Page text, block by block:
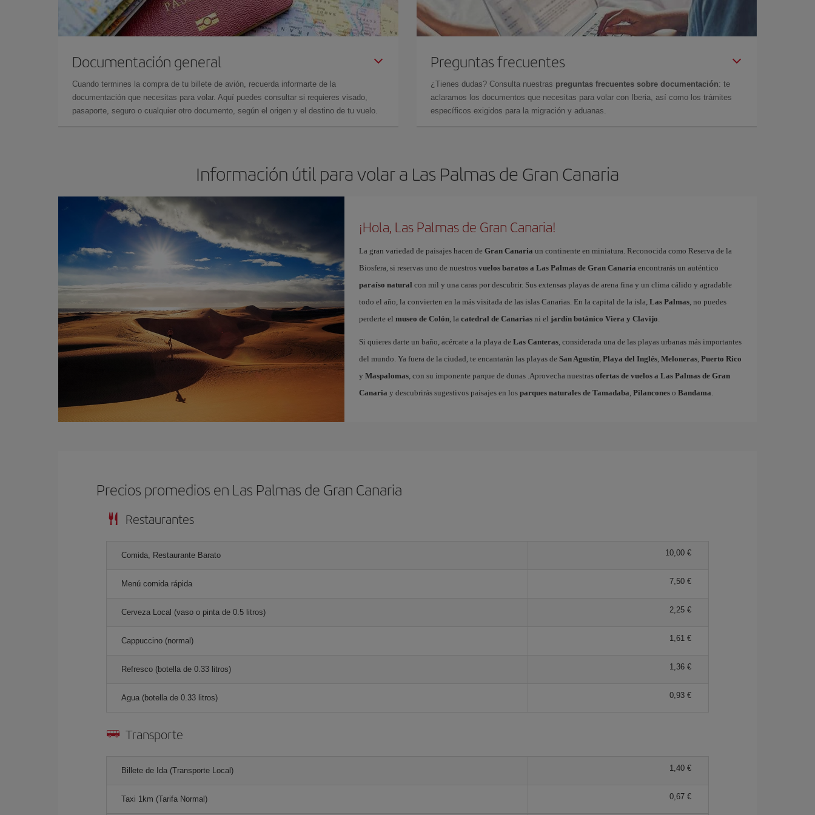
Documentación general
Cuando termines la compra de tu billete de avión, recuerda informarte de la
documentación que necesitas para volar. Aquí puedes consultar si requieres visado,
pasaporte, seguro o cualquier otro documento, según el origen y el destino de tu vuelo.
Preguntas frecuentes
¿Tienes dudas? Consulta nuestras preguntas frecuentes sobre documentación: te
aclaramos los documentos que necesitas para volar con Iberia, así como los trámites
específicos exigidos para la migración y aduanas.
Información útil para volar a Las Palmas de Gran Canaria
¡Hola, Las Palmas de Gran Canaria!
La gran variedad de paisajes hacen de Gran Canaria un continente en miniatura. Reconocida como Reserva de la
Biosfera, si reservas uno de nuestros vuelos baratos a Las Palmas de Gran Canaria encontrarás un auténtico
paraíso natural con mil y una caras por descubrir. Sus extensas playas de arena fina y un clima cálido y agradable
todo el año, la convierten en la más visitada de las islas Canarias. En la capital de la isla, Las Palmas, no puedes
perderte el museo de Colón, la catedral de Canariasni el jardín botánico Viera y Clavijo.
Si quieres darte un baño, acércate a la playa de Las Canteras, considerada una de las playas urbanas más importantes
del mundo. Ya fuera de la ciudad, te encantarán las playas de San Agustín, Playa del Inglés, Meloneras, Puerto Rico
y Maspalomas, con su imponente parque de dunas .Aprovecha nuestras ofertas de vuelos a Las Palmas de Gran
Canaria y descubrirás sugestivos paisajes en los parques naturales de Tamadaba, Pilanconeso Bandama.
Precios promedios en Las Palmas de Gran Canaria
Restaurantes
Comida, Restaurante Barato 10,00 €
Menú comida rápida 7,50 €
Cerveza Local (vaso o pinta de 0.5 litros) 2,25 €
Cappuccino (normal) 1,61 €
Refresco (botella de 0.33 litros) 1,36 €
Agua (botella de 0.33 litros) 0,93 €
Transporte
Billete de Ida (Transporte Local) 1,40 €
Taxi 1km (Tarifa Normal) 0,67 €